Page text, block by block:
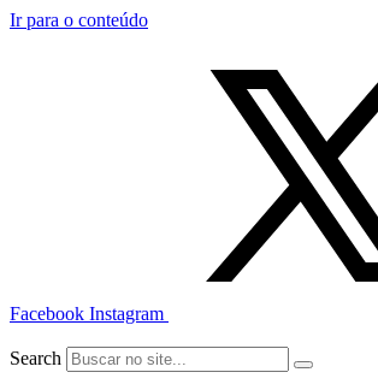
Ir para o conteúdo
Facebook Instagram
Search